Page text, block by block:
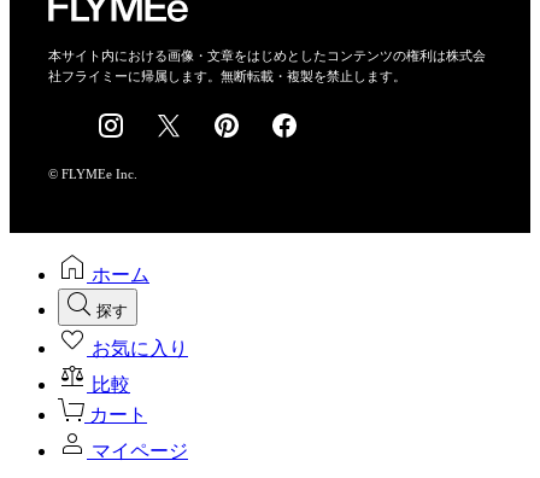
会社概要
採用情報
本サイト内における画像・文章をはじめとしたコンテンツの権利は株式会
社フライミーに帰属します。無断転載・複製を禁止します。
© FLYMEe Inc.
ホーム
探す
お気に入り
比較
カート
マイページ